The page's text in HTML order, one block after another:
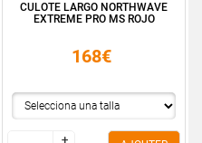
CULOTE LARGO NORTHWAVE
EXTREME PRO MS ROJO
168€
+
+